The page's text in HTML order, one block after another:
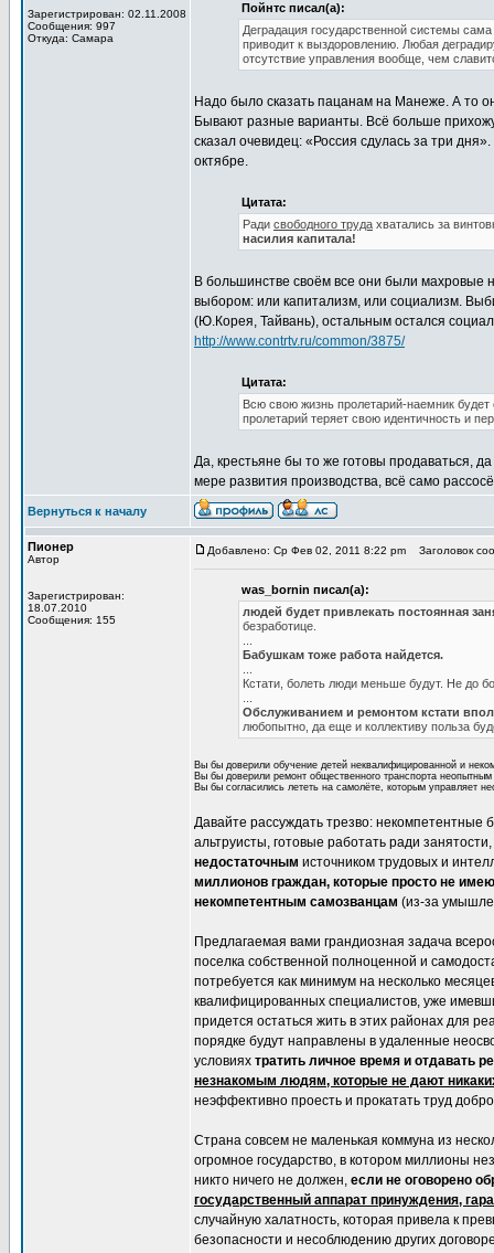
Зарегистрирован: 02.11.2008
Сообщения: 997
Откуда: Самара
Пойнтс писал(а):
Деградация государственной системы
приводит к выздоровлению. Любая
отсутствие управления вообще, чем
Надо было сказать пацанам на Манеже. А то
Бывают разные варианты. Всё больше
сказал очевидец: «Россия сдулась за три
октябре.
Цитата:
Ради свободного труда хватались за
насилия капитала!
В большинстве своём все они были махровые
выбором: или капитализм, или социализм.
(Ю.Корея, Тайвань), остальным остался
http://www.contrtv.ru/common/3875/
Цитата:
Всю свою жизнь пролетарий-наемник
пролетарий теряет свою идентичность и
Да, крестьяне бы то же готовы продаваться,
мере развития производства, всё само
Вернуться к началу
Пионер
Автор
Зарегистрирован:
18.07.2010
Сообщения: 155
Добавлено: Ср Фев 02, 2011 8:22 pm Заголовок
was_bornin писал(а):
людей будет привлекать постоянная
безработице.
Бабушкам тоже работа найдется.
Кстати, болеть люди меньше будут. Не до
Обслуживанием и ремонтом кстати
любопытно, да еще и коллективу польза
Вы бы доверили обучение детей неквалифицированной и
Вы бы доверили ремонт общественного транспорта
Вы бы согласились лететь на самолёте, которым управляет
Давайте рассуждать трезво:
альтруисты, готовые работать ради
недостаточным источником трудовых и
миллионов граждан, которые просто не
некомпетентным самозванцам (из-за
Предлагаемая вами грандиозная задача
поселка собственной полноценной и
потребуется как минимум на несколько
квалифицированных специалистов, уже
придется остаться жить в этих районах для
порядке будут направлены в удаленные
условиях тратить личное время и отдавать
незнакомым людям, которые не дают
неэффективно проесть и прокатать труд
Страна совсем не маленькая коммуна из
огромное государство, в котором миллионы
никто ничего не должен, если не оговорено
государственный аппарат принуждения,
случайную халатность, которая привела к
безопасности и несоблюдению других